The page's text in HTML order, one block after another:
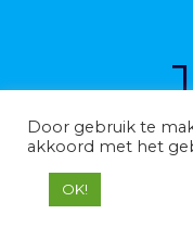
Door gebruik te
akkoord met het
OK!